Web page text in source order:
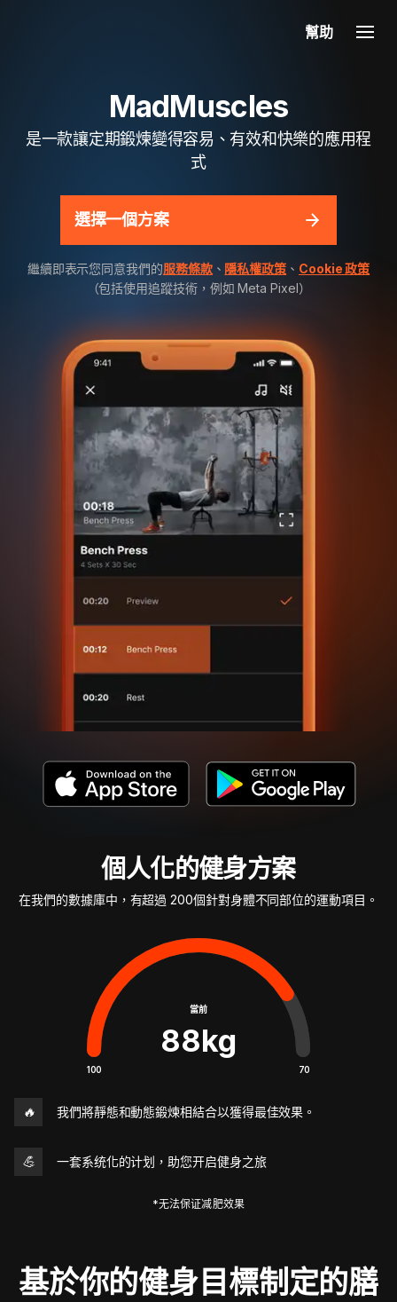
幫助
MadMuscles
是一款讓定期鍛煉變得容易、有效和快樂的應用程
式
選擇一個方案
繼續即表示您同意我們的服務條款、 隱私權政策 、 Cookie 政策
（包括使用追蹤技術，例如 Meta Pixel）
個人化的健身方案
在我們的數據庫中，有超過 200個針對身體不同部位的運動項目。
當前
88kg
100 70
🔥 我們將靜態和動態鍛煉相結合以獲得最佳效果。
💪 一套系统化的计划，助您开启健身之旅
*无法保证减肥效果
基於你的健身目標制定的膳